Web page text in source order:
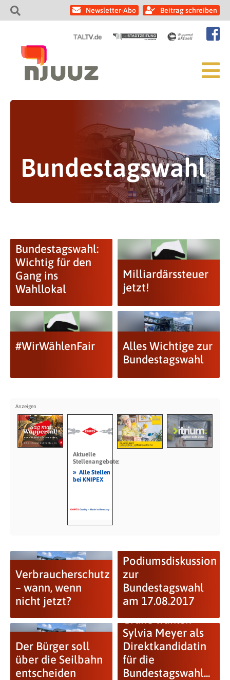
Newsletter-Abo Beitrag schreiben
Bundestagswahl
Bundestagswahl:
Wichtig für den
Gang ins
Wahllokal
Milliardärssteuer
jetzt!
#WirWählenFair
Alles Wichtige zur
Bundestagswahl
Aktuelle
Stellenangebote:
» Alle Stellen
bei KNIPEX
Verbraucherschutz
– wann, wenn
nicht jetzt?
Podiumsdiskussion
zur
Bundestagswahl
am 17.08.2017
Der Bürger soll
über die Seilbahn
entscheiden
Grüne wählen
Sylvia Meyer als
Direktkandidatin
für die
Bundestagswahl...